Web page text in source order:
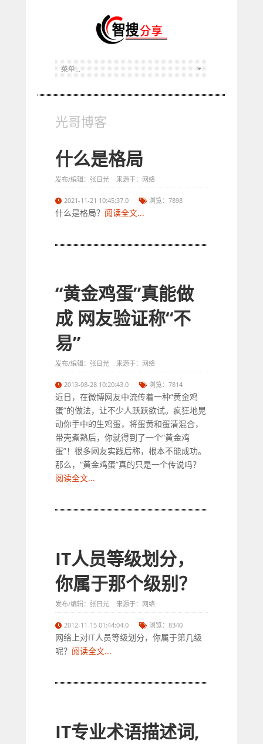
光哥博客
什么是格局
发布/编辑：张日光 来源于：网络
2021-11-21 10:45:37.0 浏览：7898
什么是格局？ 阅读全文...
“黄金鸡蛋”真能做
成 网友验证称“不
易”
发布/编辑：张日光 来源于：网络
2013-08-28 10:20:43.0 浏览：7814
近日，在微博网友中流传着一种“黄金鸡
蛋”的做法，让不少人跃跃欲试。疯狂地晃
动你手中的生鸡蛋，将蛋黄和蛋清混合，
带壳煮熟后，你就得到了一个“黄金鸡
蛋”！很多网友实践后称，根本不能成功。
那么，“黄金鸡蛋”真的只是一个传说吗？
阅读全文...
IT人员等级划分，
你属于那个级别？
发布/编辑：张日光 来源于：网络
2012-11-15 01:44:04.0 浏览：8340
网络上对IT人员等级划分，你属于第几级
呢？ 阅读全文...
IT专业术语描述词,